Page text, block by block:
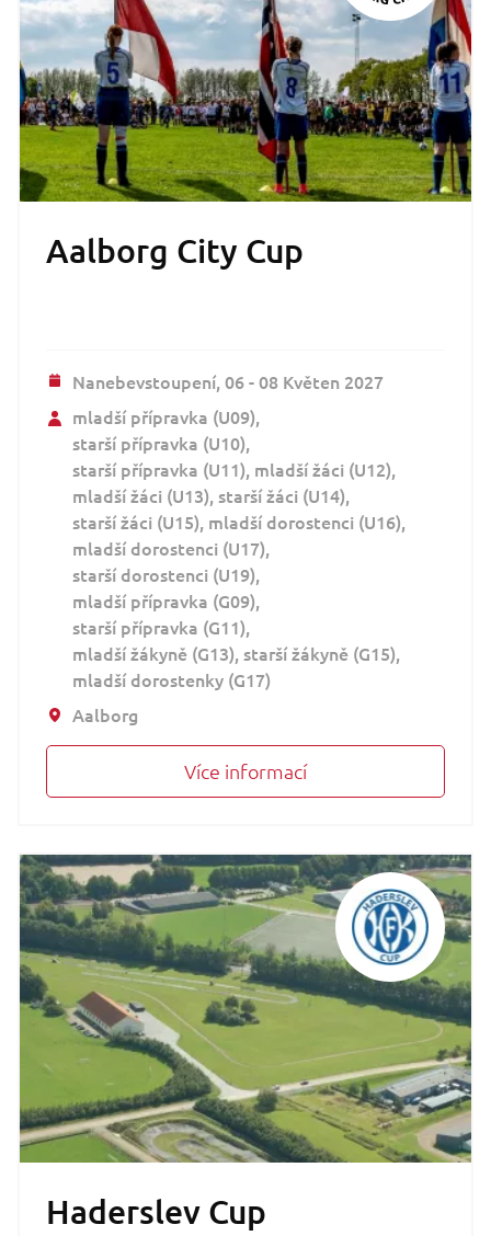
Aalborg City Cup
Nanebevstoupení,06 - 08 Květen 2027
mladší přípravka (U09)
starší přípravka (U10)
starší přípravka (U11) mladší žáci (U12)
mladší žáci (U13) starší žáci (U14)
starší žáci (U15) mladší dorostenci (U16)
mladší dorostenci (U17)
starší dorostenci (U19)
mladší přípravka (G09)
starší přípravka (G11)
mladší žákyně (G13) starší žákyně (G15)
mladší dorostenky (G17)
Aalborg
Více informací
Haderslev Cup